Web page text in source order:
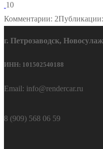
10
Комментарии: 2
г. Петрозаводск,
ИНН: 101502540188
Email: info@rendercar.ru
8 (909) 568 06 59